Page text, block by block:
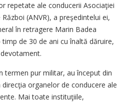
repetate ale conducerii Asociaţiei
(ANVR), a preşedintelui ei,
în retragere Marin Badea
de 30 de ani cu înaltă dăruire,
termen pur militar, au început din
organelor de conducere ale
Mai toate instituţiile,